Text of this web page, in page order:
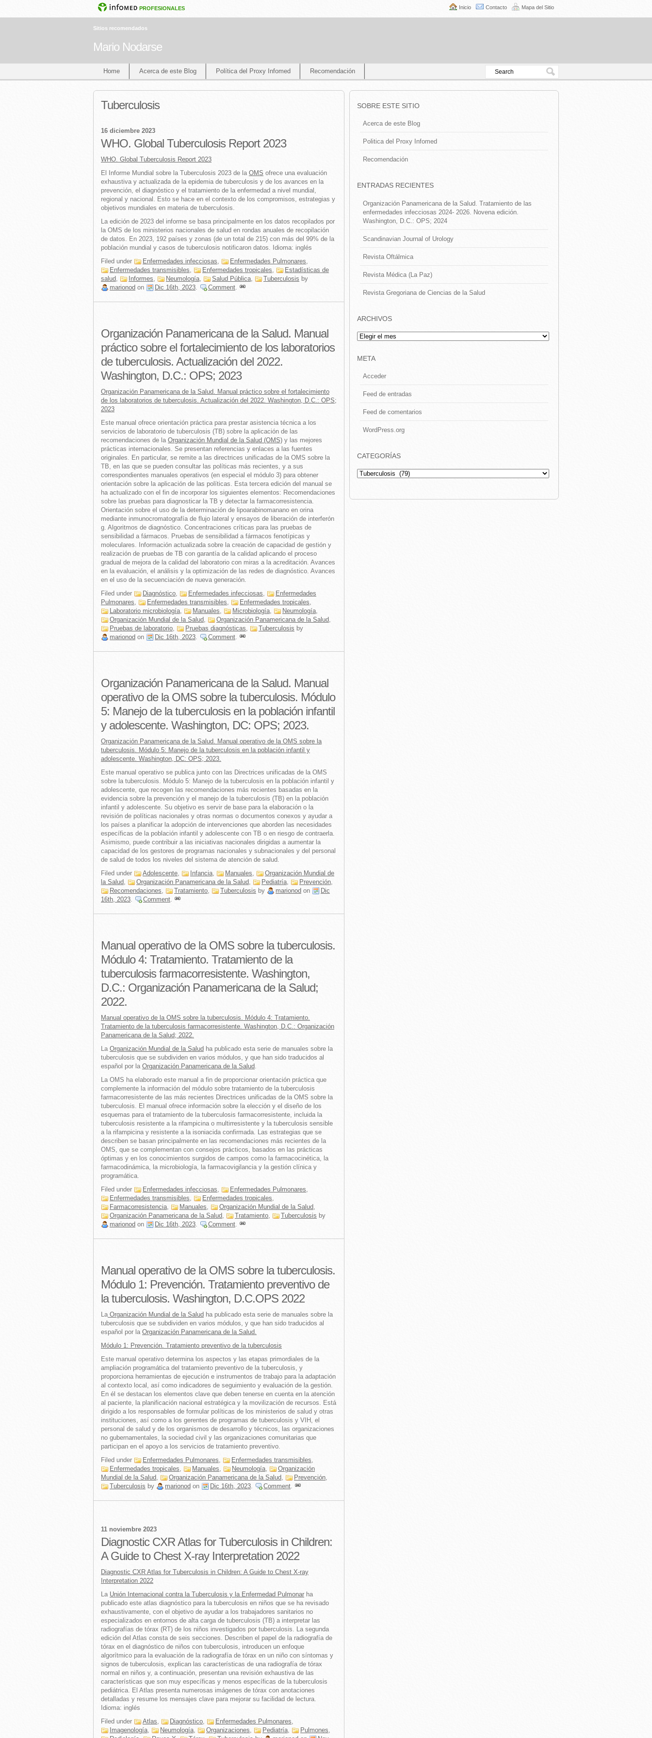
PROFESIONALES Inicio Contacto Mapa del Sitio
Sitios recomendados
Mario Nodarse
Home Acerca de este Blog Política del Proxy Infomed Recomendación
Tuberculosis
16 diciembre 2023
WHO. Global Tuberculosis Report 2023
WHO. Global Tuberculosis Report 2023
El Informe Mundial sobre la Tuberculosis 2023 de la OMS ofrece una evaluación
exhaustiva y actualizada de la epidemia de tuberculosis y de los avances en la
prevención, el diagnóstico y el tratamiento de la enfermedad a nivel mundial,
regional y nacional. Esto se hace en el contexto de los compromisos, estrategias y
objetivos mundiales en materia de tuberculosis.
La edición de 2023 del informe se basa principalmente en los datos recopilados por
la OMS de los ministerios nacionales de salud en rondas anuales de recopilación
de datos. En 2023, 192 países y zonas (de un total de 215) con más del 99% de la
población mundial y casos de tuberculosis notificaron datos. Idioma: inglés
Filed under
Enfermedades infecciosas, Enfermedades Pulmonares,
Enfermedades transmisibles, Enfermedades tropicales,
Estadísticas de
salud, Informes, Neumología, Salud Pública, Tuberculosis by
marionod on Dic 16th, 2023. Comment.
Organización Panamericana de la Salud. Manual
práctico sobre el fortalecimiento de los laboratorios
de tuberculosis. Actualización del 2022.
Washington, D.C.: OPS; 2023
Organización Panamericana de la Salud. Manual práctico sobre el fortalecimiento
de los laboratorios de tuberculosis. Actualización del 2022. Washington, D.C.: OPS;
2023
Este manual ofrece orientación práctica para prestar asistencia técnica a los
servicios de laboratorio de tuberculosis (TB) sobre la aplicación de las
recomendaciones de la Organización Mundial de la Salud (OMS) y las mejores
prácticas internacionales. Se presentan referencias y enlaces a las fuentes
originales. En particular, se remite a las directrices unificadas de la OMS sobre la
TB, en las que se pueden consultar las políticas más recientes, y a sus
correspondientes manuales operativos (en especial el módulo 3) para obtener
orientación sobre la aplicación de las políticas. Esta tercera edición del manual se
ha actualizado con el fin de incorporar los siguientes elementos: Recomendaciones
sobre las pruebas para diagnosticar la TB y detectar la farmacorresistencia.
Orientación sobre el uso de la determinación de lipoarabinomanano en orina
mediante inmunocromatografía de flujo lateral y ensayos de liberación de interferón
g. Algoritmos de diagnóstico. Concentraciones críticas para las pruebas de
sensibilidad a fármacos. Pruebas de sensibilidad a fármacos fenotípicas y
moleculares. Información actualizada sobre la creación de capacidad de gestión y
realización de pruebas de TB con garantía de la calidad aplicando el proceso
gradual de mejora de la calidad del laboratorio con miras a la acreditación. Avances
en la evaluación, el análisis y la optimización de las redes de diagnóstico. Avances
en el uso de la secuenciación de nueva generación.
Filed under
Diagnóstico, Enfermedades infecciosas,
Enfermedades
Pulmonares, Enfermedades transmisibles, Enfermedades tropicales,
Laboratorio microbiología, Manuales, Microbiología, Neumología,
Organización Mundial de la Salud, Organización Panamericana de la Salud,
Pruebas de laboratorio, Pruebas diagnósticas, Tuberculosis by
marionod on Dic 16th, 2023. Comment.
Organización Panamericana de la Salud. Manual
operativo de la OMS sobre la tuberculosis. Módulo
5: Manejo de la tuberculosis en la población infantil
y adolescente. Washington, DC: OPS; 2023.
Organización Panamericana de la Salud. Manual operativo de la OMS sobre la
tuberculosis. Módulo 5: Manejo de la tuberculosis en la población infantil y
adolescente. Washington, DC: OPS; 2023.
Este manual operativo se publica junto con las Directrices unificadas de la OMS
sobre la tuberculosis. Módulo 5: Manejo de la tuberculosis en la población infantil y
adolescente, que recogen las recomendaciones más recientes basadas en la
evidencia sobre la prevención y el manejo de la tuberculosis (TB) en la población
infantil y adolescente. Su objetivo es servir de base para la elaboración o la
revisión de políticas nacionales y otras normas o documentos conexos y ayudar a
los países a planificar la adopción de intervenciones que aborden las necesidades
específicas de la población infantil y adolescente con TB o en riesgo de contraerla.
Asimismo, puede contribuir a las iniciativas nacionales dirigidas a aumentar la
capacidad de los gestores de programas nacionales y subnacionales y del personal
de salud de todos los niveles del sistema de atención de salud.
Filed under
Adolescente, Infancia, Manuales,
Organización Mundial de
la Salud, Organización Panamericana de la Salud, Pediatría, Prevención,
Recomendaciones, Tratamiento, Tuberculosis by marionod on
Dic
16th, 2023. Comment.
Manual operativo de la OMS sobre la tuberculosis.
Módulo 4: Tratamiento. Tratamiento de la
tuberculosis farmacorresistente. Washington,
D.C.: Organización Panamericana de la Salud;
2022.
Manual operativo de la OMS sobre la tuberculosis. Módulo 4: Tratamiento.
Tratamiento de la tuberculosis farmacorresistente. Washington, D.C.: Organización
Panamericana de la Salud; 2022.
La Organización Mundial de la Salud ha publicado esta serie de manuales sobre la
tuberculosis que se subdividen en varios módulos, y que han sido traducidos al
español por la Organización Panamericana de la Salud.
La OMS ha elaborado este manual a fin de proporcionar orientación práctica que
complemente la información del módulo sobre tratamiento de la tuberculosis
farmacorresistente de las más recientes Directrices unificadas de la OMS sobre la
tuberculosis. El manual ofrece información sobre la elección y el diseño de los
esquemas para el tratamiento de la tuberculosis farmacorresistente, incluida la
tuberculosis resistente a la rifampicina o multirresistente y la tuberculosis sensible
a la rifampicina y resistente a la isoniacida confirmada. Las estrategias que se
describen se basan principalmente en las recomendaciones más recientes de la
OMS, que se complementan con consejos prácticos, basados en las prácticas
óptimas y en los conocimientos surgidos de campos como la farmacocinética, la
farmacodinámica, la microbiología, la farmacovigilancia y la gestión clínica y
programática.
Filed under
Enfermedades infecciosas, Enfermedades Pulmonares,
Enfermedades transmisibles, Enfermedades tropicales,
Farmacorresistencia, Manuales, Organización Mundial de la Salud,
Organización Panamericana de la Salud, Tratamiento, Tuberculosis by
marionod on Dic 16th, 2023. Comment.
Manual operativo de la OMS sobre la tuberculosis.
Módulo 1: Prevención. Tratamiento preventivo de
la tuberculosis. Washington, D.C.OPS 2022
LaOrganización Mundial de la Salud ha publicado esta serie de manuales sobre la
tuberculosis que se subdividen en varios módulos, y que han sido traducidos al
español por la Organización Panamericana de la Salud.
Módulo 1: Prevención. Tratamiento preventivo de la tuberculosis
Este manual operativo determina los aspectos y las etapas primordiales de la
ampliación programática del tratamiento preventivo de la tuberculosis, y
proporciona herramientas de ejecución e instrumentos de trabajo para la adaptación
al contexto local, así como indicadores de seguimiento y evaluación de la gestión.
En él se destacan los elementos clave que deben tenerse en cuenta en la atención
al paciente, la planificación nacional estratégica y la movilización de recursos. Está
dirigido a los responsables de formular políticas de los ministerios de salud y otras
instituciones, así como a los gerentes de programas de tuberculosis y VIH, el
personal de salud y de los organismos de desarrollo y técnicos, las organizaciones
no gubernamentales, la sociedad civil y las organizaciones comunitarias que
participan en el apoyo a los servicios de tratamiento preventivo.
Filed under
Enfermedades Pulmonares, Enfermedades transmisibles,
Enfermedades tropicales, Manuales, Neumología,
Organización
Mundial de la Salud, Organización Panamericana de la Salud, Prevención,
Tuberculosis by marionod on Dic 16th, 2023. Comment.
11 noviembre 2023
Diagnostic CXR Atlas for Tuberculosis in Children:
A Guide to Chest X-ray Interpretation 2022
Diagnostic CXR Atlas for Tuberculosis in Children: A Guide to Chest X-ray
Interpretation 2022
La Unión Internacional contra la Tuberculosis y la Enfermedad Pulmonar ha
publicado este atlas diagnóstico para la tuberculosis en niños que se ha revisado
exhaustivamente, con el objetivo de ayudar a los trabajadores sanitarios no
especializados en entornos de alta carga de tuberculosis (TB) a interpretar las
radiografías de tórax (RT) de los niños investigados por tuberculosis. La segunda
edición del Atlas consta de seis secciones. Describen el papel de la radiografía de
tórax en el diagnóstico de niños con tuberculosis, introducen un enfoque
algorítmico para la evaluación de la radiografía de tórax en un niño con síntomas y
signos de tuberculosis, explican las características de una radiografía de tórax
normal en niños y, a continuación, presentan una revisión exhaustiva de las
características que son muy específicas y menos específicas de la tuberculosis
pediátrica. El Atlas presenta numerosas imágenes de tórax con anotaciones
detalladas y resume los mensajes clave para mejorar su facilidad de lectura.
Idioma: inglés
Filed under
Atlas, Diagnóstico, Enfermedades Pulmonares,
Imagenología, Neumología, Organizaciones, Pediatría, Pulmones,
SOBRE ESTE SITIO
Acerca de este Blog
Politica del Proxy Infomed
Recomendación
ENTRADAS RECIENTES
Organización Panamericana de la Salud. Tratamiento de las
enfermedades infecciosas 2024- 2026. Novena edición.
Washington, D.C.: OPS; 2024
Scandinavian Journal of Urology
Revista Oftálmica
Revista Médica (La Paz)
Revista Gregoriana de Ciencias de la Salud
ARCHIVOS
Archivos
META
Acceder
Feed de entradas
Feed de comentarios
WordPress.org
CATEGORÍAS
Categorías